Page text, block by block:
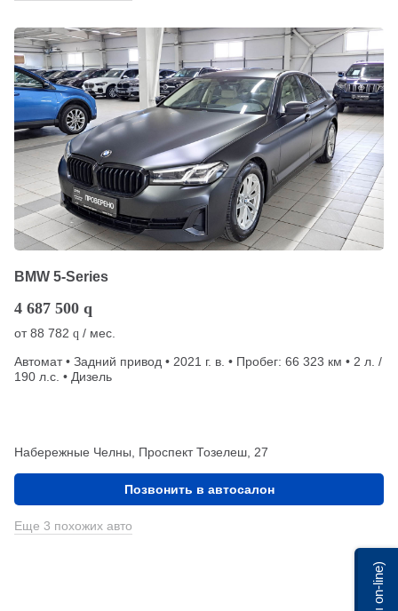
BMW 5-Series
4 687 500 q
от88 782 q / мес.
Автомат • Задний привод • 2021 г. в. • Пробег: 66 323 км • 2 л. /
190 л.с. • Дизель
Набережные Челны, Проспект Тозелеш, 27
Позвонить в автосалон
Еще 3 похожих авто
Мы on-line)